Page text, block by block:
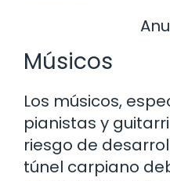
Músicos
Los músicos,
pianistas y
riesgo de
túnel carpiano